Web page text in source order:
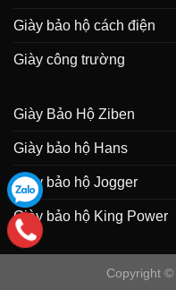
Giày bảo hộ cách điện
Giày công trường
Giày Bảo Hộ Ziben
Giày bảo hộ Hans
Giày bảo hộ Jogger
Giày bảo hộ King Power
Copyright ©